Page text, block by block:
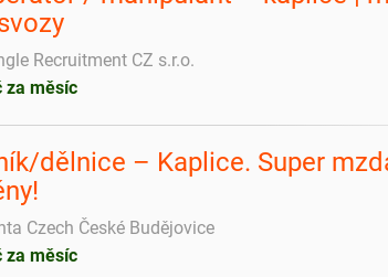
Recruitment CZ s.r.o.
za měsíc
dělnice – Kaplice. Super
Czech České Budějovice
za měsíc